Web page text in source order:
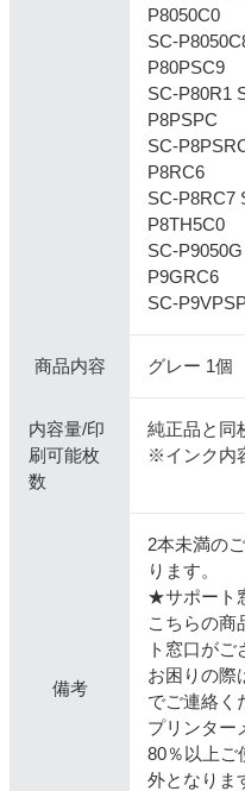
P8050C0
SC-
P80PSC9
SC-P80R1
P8PSPC
SC-
P8RC6
SC-P8RC7
P8TH5C0
SC-
P9GRC6
SC-
商品内容 グレー 1個
内容量/印
刷可能枚
数
純正品と同
※インク内
備考
2本未満の
ります。
★サポート
こちらの商
ト窓口がご
お困りの際
でご連絡く
プリンター
80％以上ご
外となりま